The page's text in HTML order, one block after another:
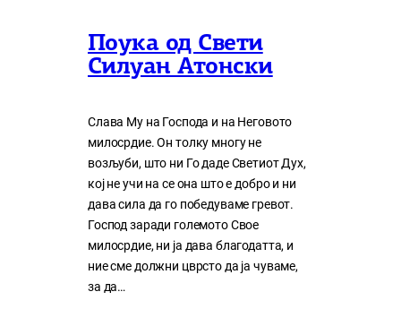
Поука од Свети
Силуан Атонски
Слава Му на Господа и на Неговото
милосрдие. Он толку многу нe
возљуби, што ни Го даде Светиот Дух,
кој нe учи на сe она што е добро и ни
дава сила да го победуваме гревот.
Господ заради големото Свое
милосрдие, ни ја дава благодатта, и
ние сме должни цврсто да ја чуваме,
за да…